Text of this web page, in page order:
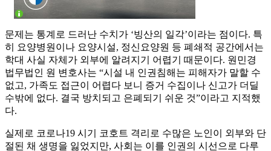
문제는 통계로 드러난 수치가 ‘빙산의 일각’이라는 점이다. 특
히 요양병원이나 요양시설, 정신요양원 등 폐쇄적 공간에서는
학대 사실 자체가 외부에 알려지기 어렵기 때문이다. 원민경
법무법인 원 변호사는 “시설 내 인권침해는 피해자가 말할 수
없고, 가족도 접근이 어렵다 보니 증거 수집이나 신고가 더딜
수밖에 없다. 결국 방치되고 은폐되기 쉬운 것”이라고 지적했
다.
실제로 코로나19 시기 코호트 격리로 수많은 노인이 외부와 단
절된 채 생명을 잃었지만, 사회는 이를 인권의 시선으로 다루